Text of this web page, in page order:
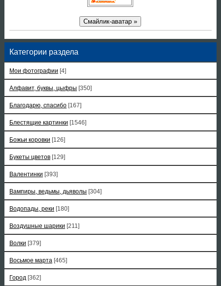
Смайлик-аватар »
Категории раздела
Мои фотографии [4]
Алфавит, буквы, цыфры [350]
Благодарю, спасибо [167]
Блестящие картинки [1546]
Божьи коровки [126]
Букеты цветов [129]
Валентинки [393]
Вампиры, ведьмы, дьяволы [304]
Водопады, реки [180]
Воздушные шарики [211]
Волки [379]
Восьмое марта [465]
Город [362]